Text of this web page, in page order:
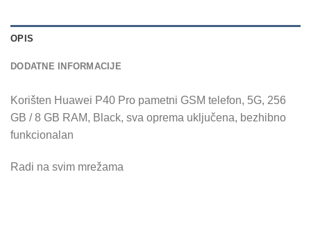
OPIS
DODATNE INFORMACIJE
Korišten Huawei P40 Pro pametni GSM telefon, 5G, 256
GB / 8 GB RAM, Black, sva oprema uključena, bezhibno
funkcionalan
Radi na svim mrežama